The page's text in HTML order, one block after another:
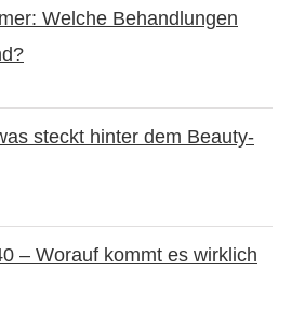
Welche Behandlungen
steckt hinter dem Beauty-
– Worauf kommt es wirklich